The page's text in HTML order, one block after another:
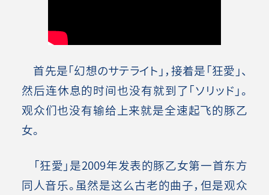
首先是「幻想のサテライト」，接着是「狂愛」、
然后连休息的时间也没有就到了「ソリッド」。
观众们也没有输给上来就是全速起飞的豚乙
女。
「狂愛」是2009年发表的豚乙女第一首东方
同人音乐。虽然是这么古老的曲子，但是观众